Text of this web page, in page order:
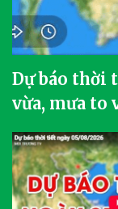
Dự báo thời
vừa, mưa to